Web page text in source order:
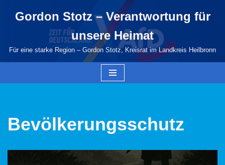
springen
Gordon Stotz – Verantwortung für
unsere Heimat
Für eine starke Region – Gordon Stotz, Kreisrat im Landkreis Heilbronn
Bevölkerungsschutz